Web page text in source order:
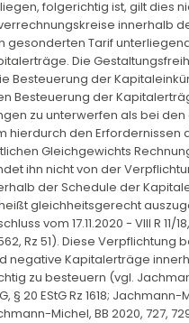
folgerichtig ist, gilt dies
innerhalb
gesonderten Tarif
Die
Besteuerung der
Besteuerung der
zu unterwerfen als bei
hierdurch den Erfordernissen
Gleichgewichts
ihn nicht von der
der Schedule der
gleichheitsgerecht
vom 17.11.2020 - VIII R 11/18,
562, Rz 51). Diese Verpflichtung
negative Kapitalerträge
zu besteuern (vgl.
§ 20 EStG Rz 1618; Jachmann-
Michel, BB 2020, 727,